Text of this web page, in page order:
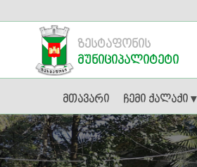
ზესტაფონის
მუნიციპალიტეტი
მთავარი ჩემი ქალაქი ▾